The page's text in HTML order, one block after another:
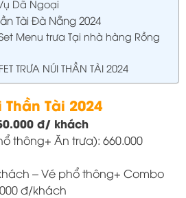
Dã Ngoại
Tài Đà Nẵng 2024
Menu trưa Tại nhà hàng Rồng
TRƯA NÚI THẦN TÀI 2024
Tài 2024
đ/ khách
thông+ Ăn trưa): 660.000
– Vé phổ thông+ Combo
đ/khách